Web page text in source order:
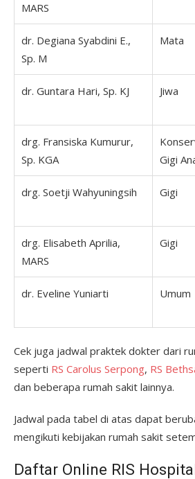
MARS
dr. Degiana Syabdini E.,
Sp. M
Mata
dr. Guntara Hari, Sp. KJ Jiwa
drg. Fransiska Kumurur,
Sp. KGA
Gigi
drg. Soetji Wahyuningsih Gigi
drg. Elisabeth Aprilia,
MARS
Gigi
dr. Eveline Yuniarti Umum
Cek juga jadwal praktek dokter dari
seperti RS Carolus Serpong, RS
dan beberapa rumah sakit lainnya.
Jadwal pada tabel di atas dapat
mengikuti kebijakan rumah sakit
Daftar Online RIS